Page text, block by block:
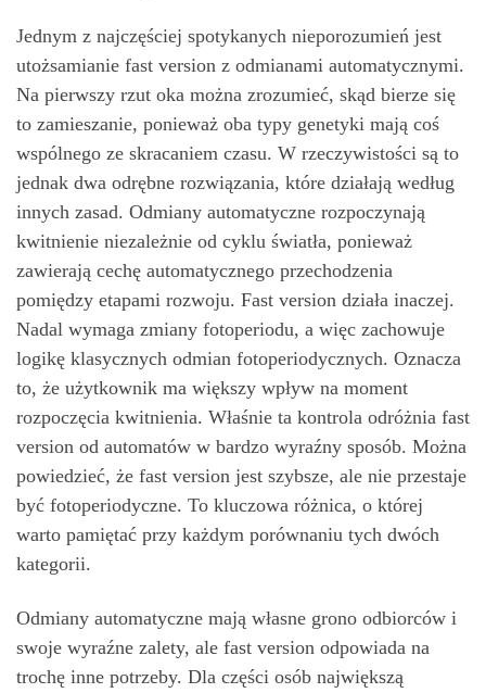
Jednym z najczęściej spotykanych nieporozumień jest
utożsamianie fast version z odmianami automatycznymi.
Na pierwszy rzut oka można zrozumieć, skąd bierze się
to zamieszanie, ponieważ oba typy genetyki mają coś
wspólnego ze skracaniem czasu. W rzeczywistości są to
jednak dwa odrębne rozwiązania, które działają według
innych zasad. Odmiany automatyczne rozpoczynają
kwitnienie niezależnie od cyklu światła, ponieważ
zawierają cechę automatycznego przechodzenia
pomiędzy etapami rozwoju. Fast version działa inaczej.
Nadal wymaga zmiany fotoperiodu, a więc zachowuje
logikę klasycznych odmian fotoperiodycznych. Oznacza
to, że użytkownik ma większy wpływ na moment
rozpoczęcia kwitnienia. Właśnie ta kontrola odróżnia fast
version od automatów w bardzo wyraźny sposób. Można
powiedzieć, że fast version jest szybsze, ale nie przestaje
być fotoperiodyczne. To kluczowa różnica, o której
warto pamiętać przy każdym porównaniu tych dwóch
kategorii.
Odmiany automatyczne mają własne grono odbiorców i
swoje wyraźne zalety, ale fast version odpowiada na
trochę inne potrzeby. Dla części osób największą